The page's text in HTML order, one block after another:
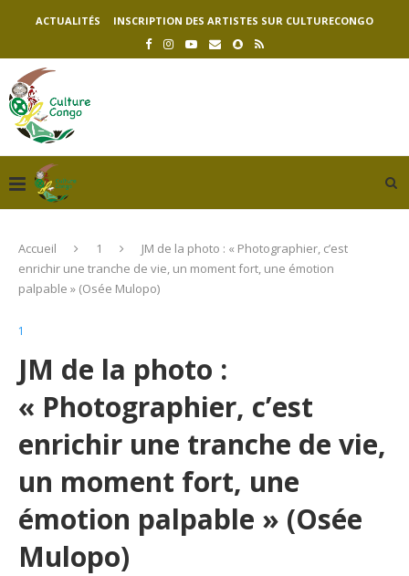
ACTUALITÉS INSCRIPTION DES ARTISTES SUR CULTURECONGO
Accueil 1
JM de la photo : « Photographier, c’est
enrichir une tranche de vie, un moment fort, une émotion
palpable » (Osée Mulopo)
1
JM de la photo :
« Photographier, c’est
enrichir une tranche de vie,
un moment fort, une
émotion palpable » (Osée
Mulopo)